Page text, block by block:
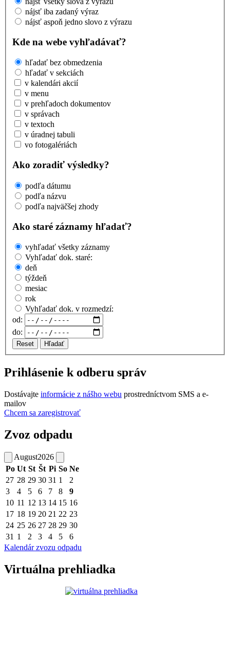
nájsť iba zadaný výraz
nájsť aspoň jedno slovo z výrazu
Kde na webe vyhľadávať?
hľadať bez obmedzenia
hľadať v sekciách
v kalendári akcií
v menu
v prehľadoch dokumentov
v správach
v textoch
v úradnej tabuli
vo fotogalériách
Ako zoradiť výsledky?
podľa dátumu
podľa názvu
podľa najväčšej zhody
Ako staré záznamy hľadať?
vyhľadať všetky záznamy
Vyhľadať dok. staré:
deň
týždeň
mesiac
rok
Vyhľadať dok. v rozmedzí:
od:
do:
Reset Hľadať
Prihlásenie k odberu správ
Dostávajte informácie z nášho webu prostredníctvom SMS a e-
mailov
Chcem sa zaregistrovať
Zvoz odpadu
August2026
Po Ut St Št Pi So Ne
27 28 29 30 31 1
2
3
4 5 6 7 8
9
10 11 12 13 14 15 16
17 18 19 20 21 22 23
24 25 26 27 28 29 30
31 1 2 3 4 5
6
Kalendár zvozu odpadu
Virtuálna prehliadka